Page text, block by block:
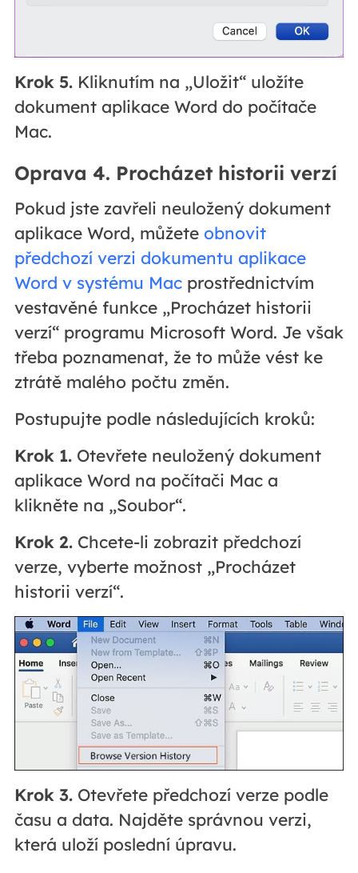
Krok 5.Kliknutím na „Uložit“ uložíte
dokument aplikace Word do počítače
Mac.
Oprava 4. Procházet historii verzí
Pokud jste zavřeli neuložený dokument
aplikace Word, můžete obnovit
předchozí verzi dokumentu aplikace
Word v systému Macprostřednictvím
vestavěné funkce „Procházet historii
verzí“ programu Microsoft Word. Je však
třeba poznamenat, že to může vést ke
ztrátě malého počtu změn.
Postupujte podle následujících kroků:
Krok 1.Otevřete neuložený dokument
aplikace Word na počítači Mac a
klikněte na „Soubor“.
Krok 2.Chcete-li zobrazit předchozí
verze, vyberte možnost „Procházet
historii verzí“.
Krok 3.Otevřete předchozí verze podle
času a data. Najděte správnou verzi,
která uloží poslední úpravu.